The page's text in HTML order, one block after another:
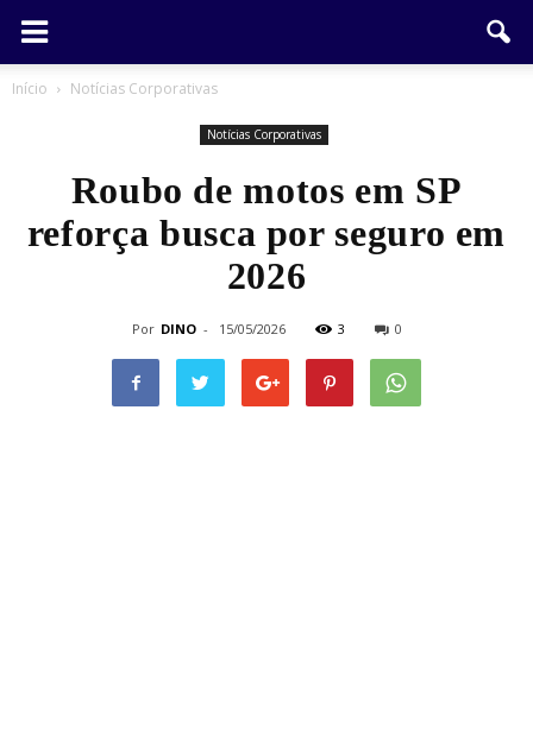
Início Notícias Corporativas
Notícias Corporativas
Roubo de motos em SP
reforça busca por seguro em
2026
Por DINO - 15/05/2026 3 0